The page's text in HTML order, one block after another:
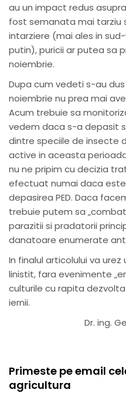
au un impact redus
fost semanata mai tarziu
intarziere (mai ales in
putin), puricii ar putea sa
noiembrie.
Dupa cum vedeti s-au
noiembrie nu prea mai
Acum trebuie sa
vedem daca s-a depasit
dintre speciile de insecte
active in aceasta
nu ne pripim cu decizia
efectuat numai daca
depasirea PED. Daca
trebuie putem sa
parazitii si pradatorii
danatoare enumerate
In finalul articolului va
linistit, fara evenimente
culturile cu rapita
iernii.
Dr. ing.
Primeste pe email
agricultura